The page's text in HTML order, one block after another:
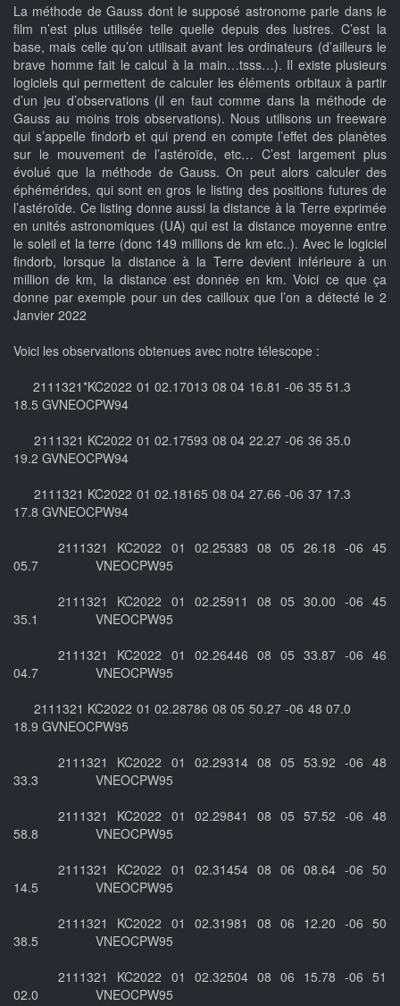
La méthode de Gauss dont le supposé astronome parle dans le
film n’est plus utilisée telle quelle depuis des lustres. C’est la
base, mais celle qu’on utilisait avant les ordinateurs (d’ailleurs le
brave homme fait le calcul à la main…tsss…). Il existe plusieurs
logiciels qui permettent de calculer les éléments orbitaux à partir
d’un jeu d’observations (il en faut comme dans la méthode de
Gauss au moins trois observations). Nous utilisons un freeware
qui s’appelle findorb et qui prend en compte l’effet des planètes
sur le mouvement de l’astéroïde, etc… C’est largement plus
évolué que la méthode de Gauss. On peut alors calculer des
éphémérides, qui sont en gros le listing des positions futures de
l’astéroïde. Ce listing donne aussi la distance à la Terre exprimée
en unités astronomiques (UA) qui est la distance moyenne entre
le soleil et la terre (donc 149 millions de km etc..). Avec le logiciel
findorb, lorsque la distance à la Terre devient inférieure à un
million de km, la distance est donnée en km. Voici ce que ça
donne par exemple pour un des cailloux que l’on a détecté le 2
Janvier 2022
Voici les observations obtenues avec notre télescope :
2111321*KC2022 01 02.17013 08 04 16.81 -06 35 51.3
18.5 GVNEOCPW94
2111321 KC2022 01 02.17593 08 04 22.27 -06 36 35.0
19.2 GVNEOCPW94
2111321 KC2022 01 02.18165 08 04 27.66 -06 37 17.3
17.8 GVNEOCPW94
2111321 KC2022 01 02.25383 08 05 26.18 -06 45
05.7 VNEOCPW95
2111321 KC2022 01 02.25911 08 05 30.00 -06 45
35.1 VNEOCPW95
2111321 KC2022 01 02.26446 08 05 33.87 -06 46
04.7 VNEOCPW95
2111321 KC2022 01 02.28786 08 05 50.27 -06 48 07.0
18.9 GVNEOCPW95
2111321 KC2022 01 02.29314 08 05 53.92 -06 48
33.3 VNEOCPW95
2111321 KC2022 01 02.29841 08 05 57.52 -06 48
58.8 VNEOCPW95
2111321 KC2022 01 02.31454 08 06 08.64 -06 50
14.5 VNEOCPW95
2111321 KC2022 01 02.31981 08 06 12.20 -06 50
38.5 VNEOCPW95
2111321 KC2022 01 02.32504 08 06 15.78 -06 51
02.0 VNEOCPW95